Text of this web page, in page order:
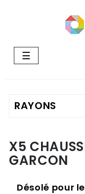
Basculer
la
☰
X5
GARCON
Désolé pour